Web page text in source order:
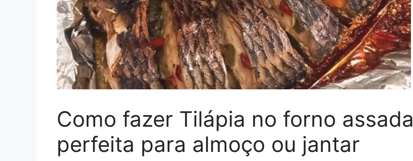
Como fazer Tilápia no forno assada
perfeita para almoço ou jantar